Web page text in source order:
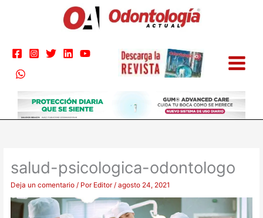
salud-psicologica-odontologo
Deja un comentario / Por Editor/agosto 24, 2021